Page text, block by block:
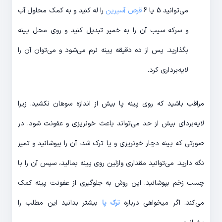
می‌توانید 5 یا 6 قرص آسپرین را له کنید و به کمک محلول آب
و سرکه سیب آن را به خمیر تبدیل کنید و روی محل پینه
بگذارید. پس از ده دقیقه پینه نرم می‌شود و می‌توان آن را
لایه‌برداری کرد.
مراقب باشید که روی پینه پا بیش از اندازه سوهان نکشید. زیرا
لایه‌بردای بیش از حد می‌تواند باعث خونریزی و عفونت شود. در
صورتی که پینه دچار خونریزی و یا ترک شد، آن را بپوشانید و تمیز
نگه دارید. می‌توانید مقداری وازلین روی پینه بمالید، سپس آن را با
چسب زخم بپوشانید. این روش به جلوگیری از عفونت پینه کمک
می‌کند. اگر میخواهی دربارهترک پا بیشتر بدانید این مطلب را